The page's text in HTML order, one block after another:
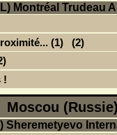
Montréal Trudeau
(1)
(2)
!
Moscou (Russie)
Sheremetyevo